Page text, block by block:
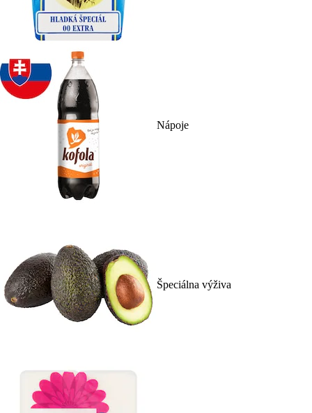
Nápoje
Špeciálna výživa